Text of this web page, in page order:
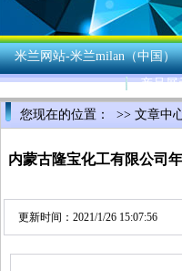
米兰网站-米兰milan（中国）
产品展
您现在的位置： >> 文章中
内蒙古隆宝化工有限公司
更新时间：2021/1/26 15:07:56